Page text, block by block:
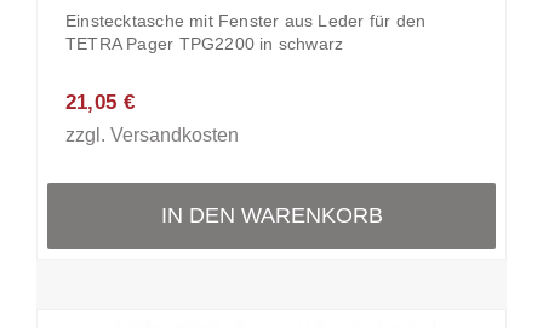
Einstecktasche mit Fenster aus Leder für den
TETRA Pager TPG2200 in schwarz
21,05 €
zzgl. Versandkosten
IN DEN WARENKORB